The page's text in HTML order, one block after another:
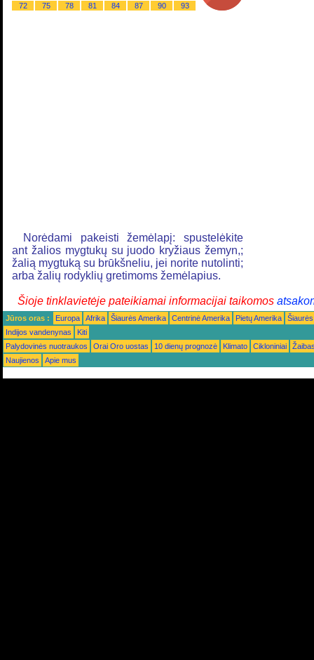
72
75 78 81 84 87 90 93
Norėdami pakeisti žemėlapį: spustelėkite
ant žalios mygtukų su juodo kryžiaus žemyn,;
žalią mygtuką su brūkšneliu, jei norite nutolinti;
arba žalių rodyklių gretimoms žemėlapius.
Šioje tinklavietėje pateikiamai informacijai taikomos
Jūros oras : Europa Afrika Šiaurės Amerika Centrinė Amerika Pietų Amerika
Indijos vandenynas
Kiti
Palydovinės nuotraukos
Orai Oro uostas 10 dienų prognozė Klimato Cikloniniai
Naujienos
Apie mus